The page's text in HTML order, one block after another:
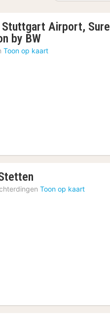
Stuttgart Airport, Sure
by BW1
nacht
Toon op kaart
nacht
Toon op kaart